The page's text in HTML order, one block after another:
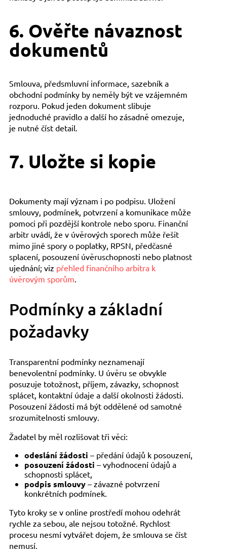
6. Ověřte návaznost
dokumentů
Smlouva, předsmluvní informace, sazebník a
obchodní podmínky by neměly být ve vzájemném
rozporu. Pokud jeden dokument slibuje
jednoduché pravidlo a další ho zásadně omezuje,
je nutné číst detail.
7. Uložte si kopie
Dokumenty mají význam i po podpisu. Uložení
smlouvy, podmínek, potvrzení a komunikace může
pomoci při pozdější kontrole nebo sporu. Finanční
arbitr uvádí, že v úvěrových sporech může řešit
mimo jiné spory o poplatky, RPSN, předčasné
splacení, posouzení úvěruschopnosti nebo platnost
ujednání; viz přehled finančního arbitra k
úvěrovým sporům.
Podmínky a základní
požadavky
Transparentní podmínky neznamenají
benevolentní podmínky. U úvěru se obvykle
posuzuje totožnost, příjem, závazky, schopnost
splácet, kontaktní údaje a další okolnosti žádosti.
Posouzení žádosti má být oddělené od samotné
srozumitelnosti smlouvy.
Žadatel by měl rozlišovat tři věci:
odeslání žádosti – předání údajů k posouzení,
posouzení žádosti – vyhodnocení údajů a
schopnosti splácet,
podpis smlouvy– závazné potvrzení
konkrétních podmínek.
Tyto kroky se v online prostředí mohou odehrát
rychle za sebou, ale nejsou totožné. Rychlost
procesu nesmí vytvářet dojem, že smlouva se číst
nemusí.